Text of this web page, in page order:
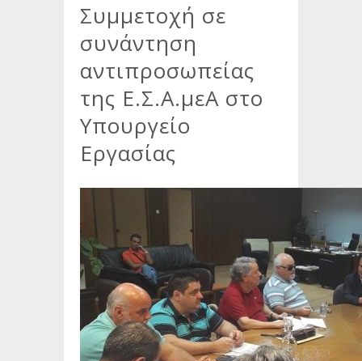
Συμμετοχή σε
συνάντηση
αντιπροσωπείας
της Ε.Σ.Α.μεΑ στο
Υπουργείο
Εργασίας